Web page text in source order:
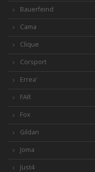
Bauerfeind
Cama
Clique
Corsport
Errea'
FAR
Fox
Gildan
Joma
Just4